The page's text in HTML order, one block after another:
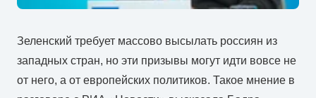
Зеленский требует массово высылать россиян из
западных стран, но эти призывы могут идти вовсе не
от него, а от европейских политиков. Такое мнение в